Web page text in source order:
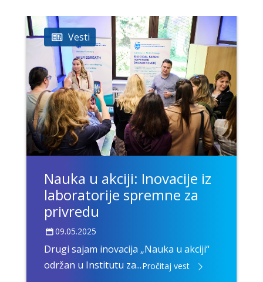
Vesti
Nauka u akciji: Inovacije iz
laboratorije spremne za
privredu
09.05.2025
Drugi sajam inovacija „Nauka u akciji“
održan u Institutu za...Pročitaj vest